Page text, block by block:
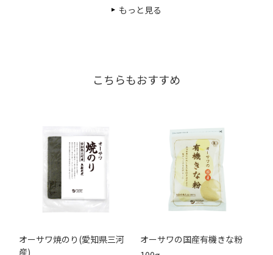
もっと見る
こちらもおすすめ
オーサワ焼のり(愛知県三河
産)
オーサワの国産有機きな粉